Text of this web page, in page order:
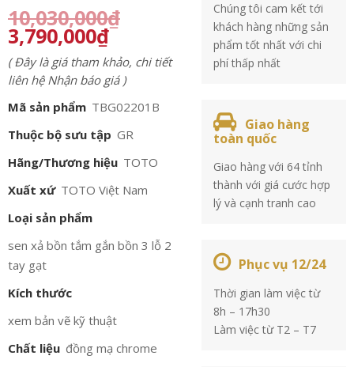
10,030,000₫
3,790,000₫
( Đây là giá tham khảo, chi tiết
liên hệ Nhận báo giá )
Mã sản phẩm TBG02201B
Thuộc bộ sưu tập GR
Hãng/Thương hiệu TOTO
Xuất xứ TOTO Việt Nam
Loại sản phẩm
sen xả bồn tắm gắn bồn 3 lỗ 2
tay gạt
Kích thước
xem bản vẽ kỹ thuật
Chất liệu đồng mạ chrome
Chúng tôi cam kết tới
khách hàng những sản
phẩm tốt nhất với chi
phí thấp nhất
Giao hàng
toàn quốc
Giao hàng với 64 tỉnh
thành với giá cước hợp
lý và cạnh tranh cao
Phục vụ 12/24
Thời gian làm việc từ
8h – 17h30
Làm việc từ T2 – T7